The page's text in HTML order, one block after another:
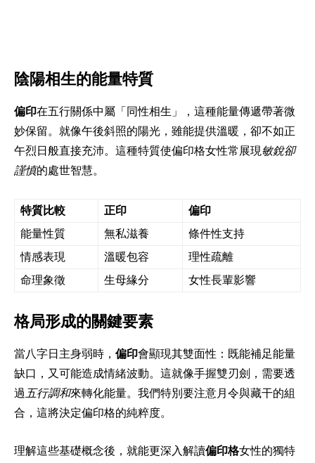
陰陽相生的能量特質
偏印在五行關係中屬「同性相生」，這種能量傳遞帶著微
妙保留。就像午後斜照的陽光，雖能提供溫暖，卻不如正
午烈日般直接充沛。這種特質使偏印格女性常展現敏銳卻
謹慎的處世智慧。
特質比較 正印
偏印
能量性質
無私滋養
條件性支持
情感表現
溫暖包容
理性疏離
命理象徵
生母緣分 女性長輩影響
格局形成的關鍵要素
當八字日主身弱時， 偏印會顯現其雙面性：既能補足能量
缺口，又可能造成情緒波動。這就像手握雙刃劍，需要透
過 五行調和來轉化能量。我們特別要注意月令與藏干的組
合，這將決定偏印格的純粹度。
理解這些基礎概念後，就能更深入解讀偏印格女性的獨特